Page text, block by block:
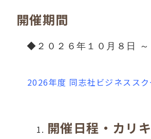
開催期間
◆２０２６年１０月８日 ～
2026年度 同志社ビジネスス
開催日程・カリ